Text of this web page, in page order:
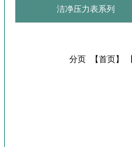
洁净压力表系列
分页 【首页】